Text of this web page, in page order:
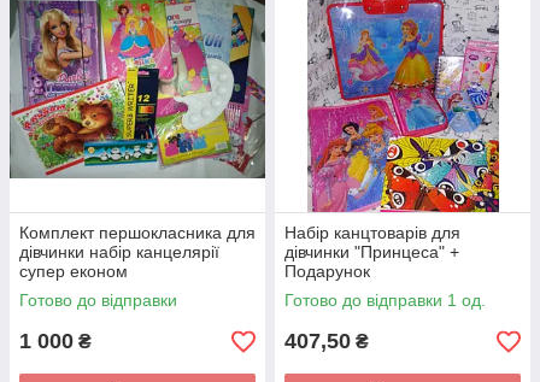
Комплект першокласника для
дівчинки набір канцелярії
супер економ
KOMP1DEKON1 1 Вересня
Готово до відправки
1 000 ₴
Набір канцтоварів для
дівчинки "Принцеса" +
Подарунок
Готово до відправки 1 од.
407,50 ₴